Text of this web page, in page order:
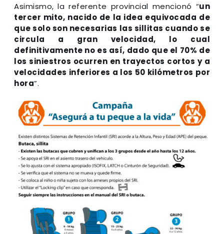
Asimismo, la referente provincial mencionó “un
tercer mito, nacido de la idea equivocada de
que solo son necesarias las sillitas cuando se
circula a gran velocidad, lo cual
definitivamente no es así, dado que el 70% de
los siniestros ocurren en trayectos cortos y a
velocidades inferiores a los 50 kilómetros por
hora”.